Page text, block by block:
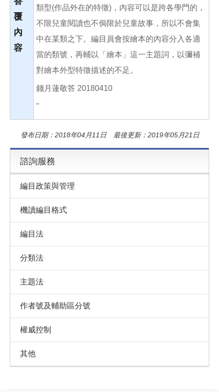
覆
內
容
類型(作品外在的特徵)，內容可以是跨各學門的，
不限兒童閱讀也不侷限於兒童故事，所以不會集
中在某類之下。編目員會按繪本的內容分入各適
當的類號，再輔以「繪本」這一主題詞，以彌補
對繪本外型特徵描述的不足。
錢月蓮敬答 20180410
"
發布日期：2018年04月11日 最後更新：2019年05月21日
諮詢服務
編目政策與管理
機讀編目格式
編目法
分類法
主題法
作者號及輔助區分號
權威控制
其他